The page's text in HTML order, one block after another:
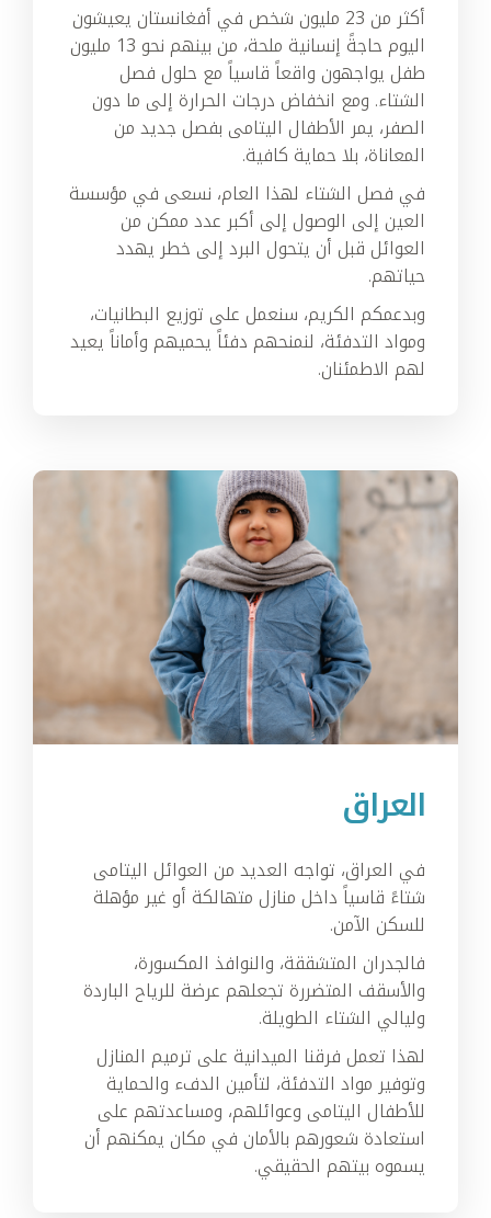
أكثر من 23 مليون شخص في أفغانستان يعيشون
اليوم حاجةً إنسانية ملحة، من بينهم نحو 13 مليون
طفل يواجهون واقعاً قاسياً مع حلول فصل
الشتاء. ومع انخفاض درجات الحرارة إلى ما دون
الصفر، يمر الأطفال اليتامى بفصل جديد من
المعاناة، بلا حماية كافية.
في فصل الشتاء لهذا العام، نسعى في مؤسسة
العين إلى الوصول إلى أكبر عدد ممكن من
العوائل قبل أن يتحول البرد إلى خطر يهدد
حياتهم.
وبدعمكم الكريم، سنعمل على توزيع البطانيات،
ومواد التدفئة، لنمنحهم دفئاً يحميهم وأماناً يعيد
لهم الاطمئنان.
العراق
في العراق، تواجه العديد من العوائل اليتامى
شتاءً قاسياً داخل منازل متهالكة أو غير مؤهلة
للسكن الآمن.
فالجدران المتشققة، والنوافذ المكسورة،
والأسقف المتضررة تجعلهم عرضة للرياح الباردة
وليالي الشتاء الطويلة.
لهذا تعمل فرقنا الميدانية على ترميم المنازل
وتوفير مواد التدفئة، لتأمين الدفء والحماية
للأطفال اليتامى وعوائلهم، ومساعدتهم على
استعادة شعورهم بالأمان في مكان يمكنهم أن
يسموه بيتهم الحقيقي.